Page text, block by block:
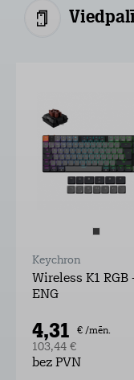
Keychron
Wireless K1 RGB
ENG
4,31 € /mēn.
103,44 €
bez PVN